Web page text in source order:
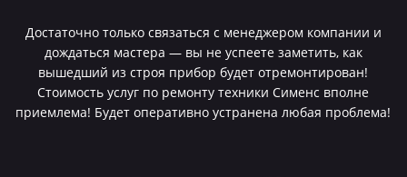
Достаточно только связаться с менеджером компании и
дождаться мастера — вы не успеете заметить, как
вышедший из строя прибор будет отремонтирован!
Стоимость услуг по ремонту техники Сименс вполне
приемлема! Будет оперативно устранена любая проблема!